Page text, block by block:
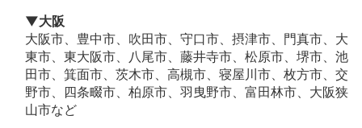
▼大阪
大阪市、豊中市、吹田市、守口市、摂津市、門真市、大
東市、東大阪市、八尾市、藤井寺市、松原市、堺市、池
田市、箕面市、茨木市、高槻市、寝屋川市、枚方市、交
野市、四条畷市、柏原市、羽曳野市、富田林市、大阪狭
山市など